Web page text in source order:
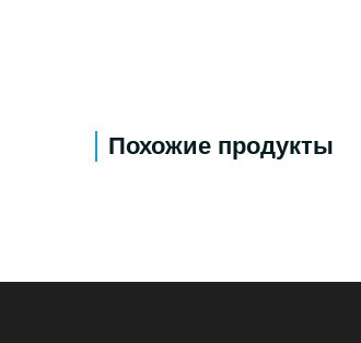
Похожие продукты